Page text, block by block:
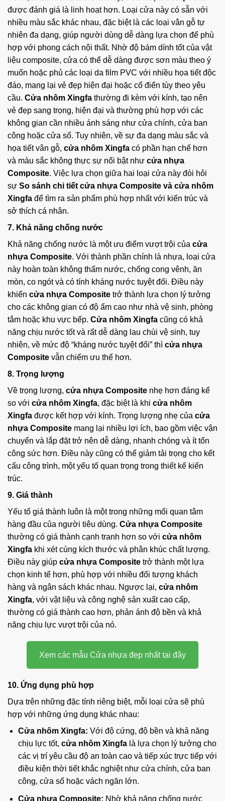
được đánh giá là linh hoạt hơn. Loại cửa này có sẵn với
nhiều màu sắc khác nhau, đặc biệt là các loại vân gỗ tự
nhiên đa dạng, giúp người dùng dễ dàng lựa chọn để phù
hợp với phong cách nội thất. Nhờ độ bám dính tốt của vật
liệu composite, cửa có thể dễ dàng được sơn màu theo ý
muốn hoặc phủ các loại da film PVC với nhiều họa tiết độc
đáo, mang lại vẻ đẹp hiện đại hoặc cổ điển tùy theo yêu
cầu. Cửa nhôm Xingfa thường đi kèm với kính, tạo nên
vẻ đẹp sang trọng, hiện đại và thường phù hợp với các
không gian cần nhiều ánh sáng như cửa chính, cửa ban
công hoặc cửa sổ. Tuy nhiên, về sự đa dạng màu sắc và
họa tiết vân gỗ, cửa nhôm Xingfa có phần hạn chế hơn
và màu sắc không thực sự nổi bật như cửa nhựa
Composite. Việc lựa chọn giữa hai loại cửa này đòi hỏi
sự So sánh chi tiết cửa nhựa Composite và cửa nhôm
Xingfa để tìm ra sản phẩm phù hợp nhất với kiến trúc và
sở thích cá nhân.
7. Khả năng chống nước
Khả năng chống nước là một ưu điểm vượt trội của cửa
nhựa Composite. Với thành phần chính là nhựa, loại cửa
này hoàn toàn không thấm nước, chống cong vênh, ăn
mòn, co ngót và có tính kháng nước tuyệt đối. Điều này
khiến cửa nhựa Composite trở thành lựa chọn lý tưởng
cho các không gian có độ ẩm cao như nhà vệ sinh, phòng
tắm hoặc khu vực bếp. Cửa nhôm Xingfa cũng có khả
năng chịu nước tốt và rất dễ dàng lau chùi vệ sinh, tuy
nhiên, về mức độ “kháng nước tuyệt đối” thì cửa nhựa
Composite vẫn chiếm ưu thế hơn.
8. Trọng lượng
Về trọng lượng, cửa nhựa Composite nhẹ hơn đáng kể
so với cửa nhôm Xingfa, đặc biệt là khi cửa nhôm
Xingfa được kết hợp với kính. Trọng lượng nhẹ của cửa
nhựa Composite mang lại nhiều lợi ích, bao gồm việc vận
chuyển và lắp đặt trở nên dễ dàng, nhanh chóng và ít tốn
công sức hơn. Điều này cũng có thể giảm tải trọng cho kết
cấu công trình, một yếu tố quan trọng trong thiết kế kiến
trúc.
9. Giá thành
Yếu tố giá thành luôn là một trong những mối quan tâm
hàng đầu của người tiêu dùng. Cửa nhựa Composite
thường có giá thành cạnh tranh hơn so với cửa nhôm
Xingfa khi xét cùng kích thước và phân khúc chất lượng.
Điều này giúp cửa nhựa Composite trở thành một lựa
chọn kinh tế hơn, phù hợp với nhiều đối tượng khách
hàng và ngân sách khác nhau. Ngược lại, cửa nhôm
Xingfa, với vật liệu và công nghệ sản xuất cao cấp,
thường có giá thành cao hơn, phản ánh độ bền và khả
năng chịu lực vượt trội của nó.
Xem các mẫu Cửa nhựa đẹp nhất tại đây
10. Ứng dụng phù hợp
Dựa trên những đặc tính riêng biệt, mỗi loại cửa sẽ phù
hợp với những ứng dụng khác nhau:
Cửa nhôm Xingfa: Với độ cứng, độ bền và khả năng
chịu lực tốt, cửa nhôm Xingfalà lựa chọn lý tưởng cho
các vị trí yêu cầu độ an toàn cao và tiếp xúc trực tiếp với
điều kiện thời tiết khắc nghiệt như cửa chính, cửa ban
công, cửa sổ hoặc vách ngăn lớn.
Cửa nhựa Composite: Nhờ khả năng chống nước